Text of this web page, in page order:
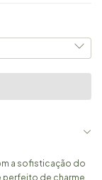
a sofisticação do
perfeito de charme